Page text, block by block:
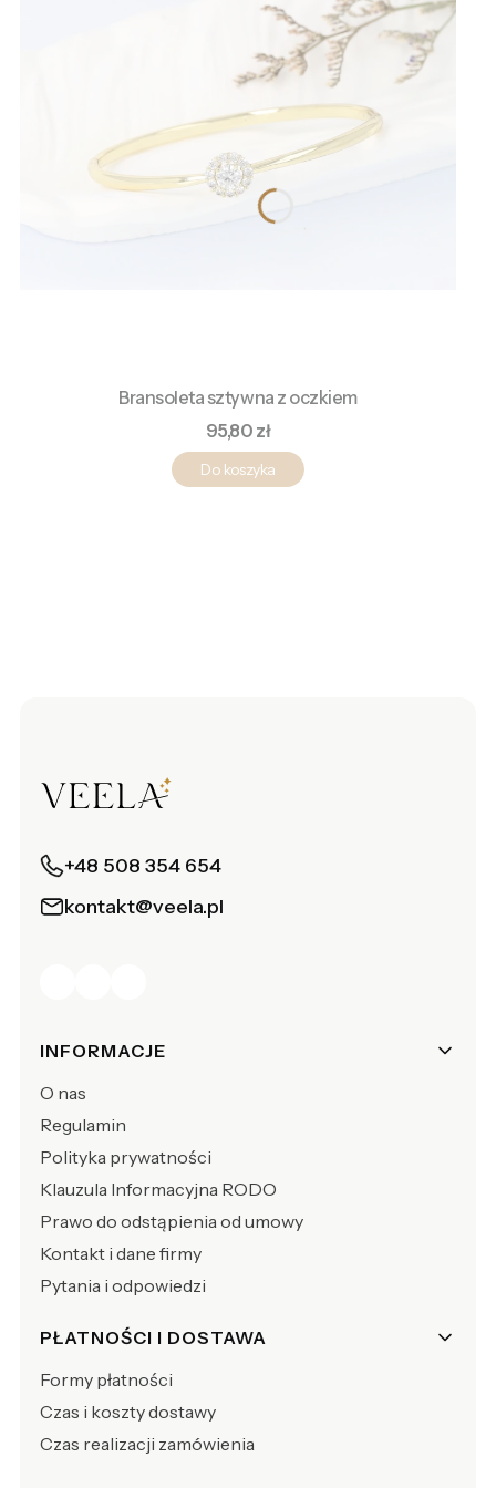
Bransoleta sztywna z oczkiem
Cena
95,80 zł
Do koszyka
+48 508 354 654
kontakt@veela.pl
Linki w stopce
INFORMACJE
O nas
Regulamin
Polityka prywatności
Klauzula Informacyjna RODO
Prawo do odstąpienia od umowy
Kontakt i dane firmy
Pytania i odpowiedzi
PŁATNOŚCI I DOSTAWA
Formy płatności
Czas i koszty dostawy
Czas realizacji zamówienia